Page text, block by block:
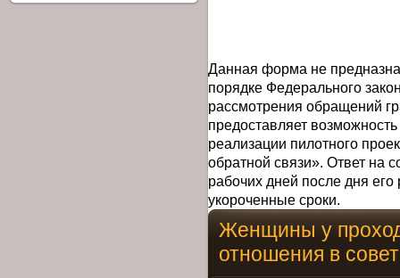
Данная форма не
порядке Федерального
рассмотрения обращений
предоставляет
реализации пилотного
обратной связи». Ответ на
рабочих дней после дня
укороченные сроки.
Женщины у
отношения в